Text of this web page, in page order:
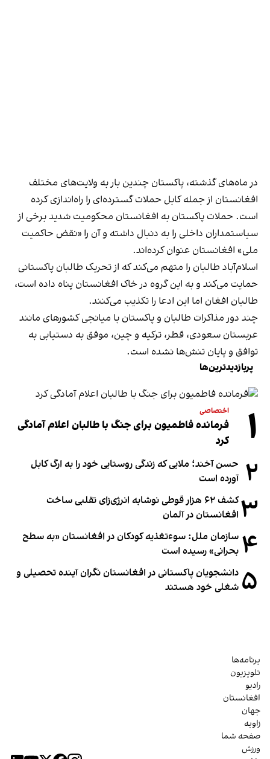
در ماه‌های گذشته، پاکستان چندین بار به ولایت‌های مختلف
افغانستان از جمله کابل حملات گسترده‌ای را راه‌اندازی کرده
است. حملات پاکستان به افغانستان محکومیت شدید برخی از
سیاستمداران داخلی را به دنبال داشته و آن را «نقض حاکمیت
ملی» افغانستان عنوان کرده‌اند.
اسلام‌آباد طالبان را متهم می‌کند که از تحریک طالبان پاکستانی
حمایت می‌کند و به این گروه در خاک افغانستان پناه داده است،
طالبان افغان اما این ادعا را تکذیب می‌کنند.
چند دور مذاکرات طالبان و پاکستان با میانجی کشورهای مانند
عربستان سعودی، قطر، ترکیه و چین، موفق به دستیابی به
توافق و پایان تنش‌ها نشده است.
پربازدیدترین‌ها
۱ اختصاصی
فرمانده فاطمیون برای جنگ با طالبان اعلام آمادگی
کرد
۲ حسن آخند؛ ملایی که زندگی روستایی خود را به ارگ کابل
آورده است
۳
کشف ۶۲ هزار قوطی نوشابه انرژی‌زای تقلبی ساخت
افغانستان در آلمان
۴ سازمان ملل: سوء‌تغذیه کودکان در افغانستان «به سطح
بحرانی» رسیده است
۵ دانشجویان پاکستانی در افغانستان نگران آینده تحصیلی و
شغلی خود هستند
برنامه‌ها
تلویزیون
رادیو
افغانستان
جهان
زاویه
صفحه شما
ورزش